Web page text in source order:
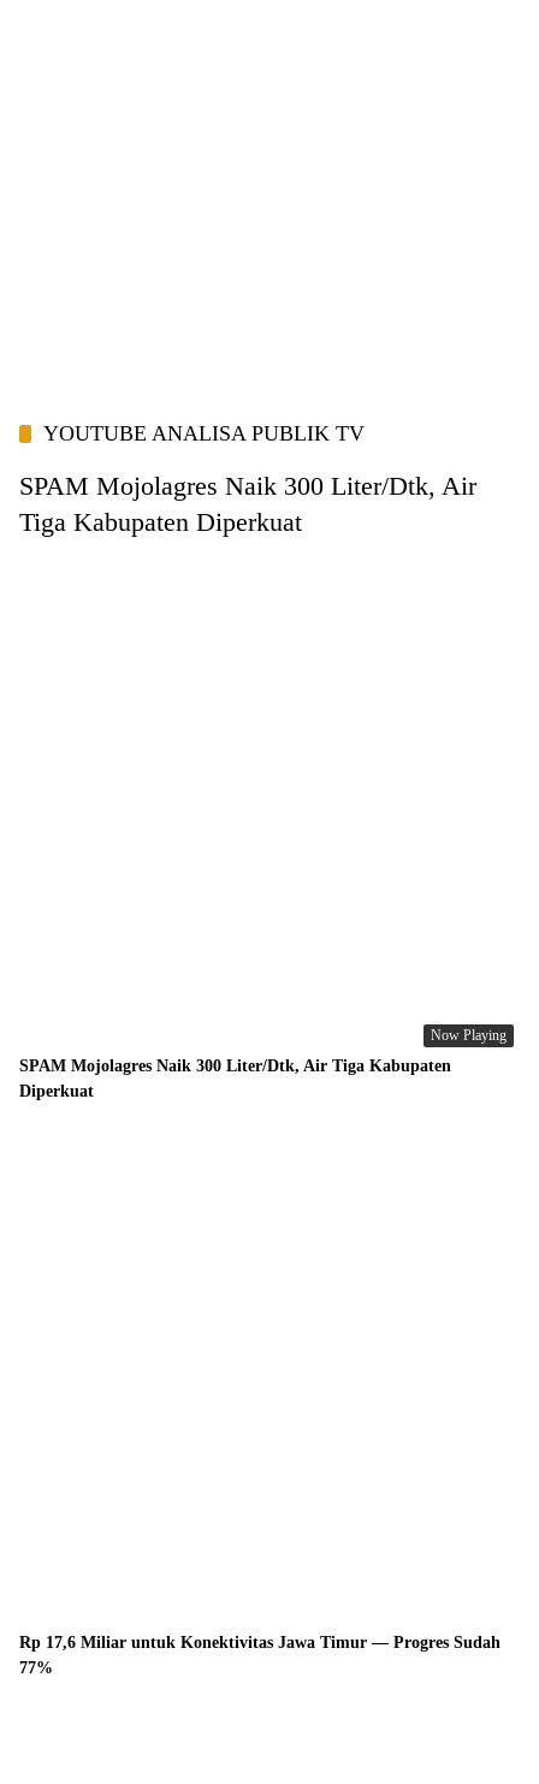
YOUTUBE ANALISA PUBLIK TV
SPAM Mojolagres Naik 300 Liter/Dtk, Air
Tiga Kabupaten Diperkuat
Now Playing
SPAM Mojolagres Naik 300 Liter/Dtk, Air Tiga Kabupaten
Diperkuat
Rp 17,6 Miliar untuk Konektivitas Jawa Timur — Progres Sudah
77%